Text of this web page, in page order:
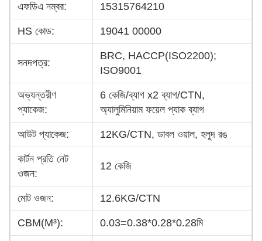
এফডিএ নম্বর: 15315764210
HS কোড: 19041 00000
সনদপত্র:
BRC, HACCP(ISO2200);
ISO9001
অভ্যন্তরীণ
প্যাকেজ:
6 কেজি/ব্যাগ x2 ব্যাগ/CTN,
অ্যালুমিনিয়াম ফয়েল প্যাক ব্যাগ
আউট প্যাকেজ: 12KG/CTN, ডাবল ওয়াল, হলুদ রঙ
কার্টন প্রতি নেট
ওজন:
12 কেজি
মোট ওজন: 12.6KG/CTN
CBM(M³): 0.03=0.38*0.28*0.28মি